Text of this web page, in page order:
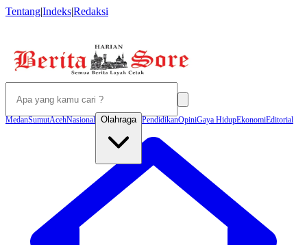
Tentang|Indeks|Redaksi
MedanSumutAcehNasional Olahraga PendidikanOpiniGaya HidupEkonomiEditorial